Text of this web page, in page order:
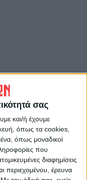
σας
και/ή έχουμε
όπως τα cookies,
όπως μοναδικοί
που
διαφημίσεις
περιεχομένου, έρευνα
της Καρδίτσας